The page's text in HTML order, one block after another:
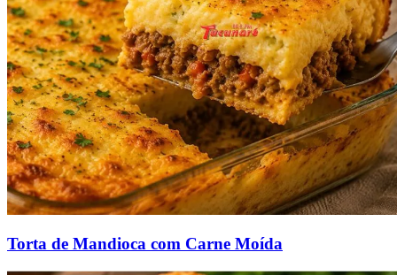
Torta de Mandioca com Carne Moída